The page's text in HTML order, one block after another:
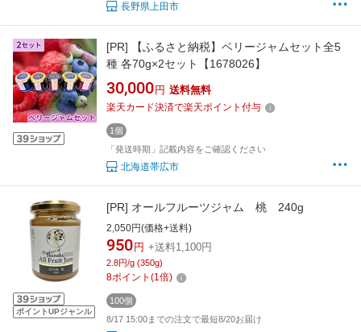
長野県上田市
[PR]
【ふるさと納税】ベリージャムセット全5
種 各70g×2セット【1678026】
30,000 円 送料無料
楽天カード決済で楽天ポイント付与
1個
「発送時期」記載内容をご確認ください
北海道帯広市
ポイントUPジャンル
[PR] オールフルーツジャム 桃 240g
2,050円(価格+送料)
950 円 +送料1,100円
2.8円/g (350g)
8ポイント (1倍)
100個
8/17 15:00までの注文で最短8/20お届け